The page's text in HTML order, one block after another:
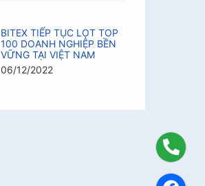
BITEX TIẾP TỤC LỌT TOP
100 DOANH NGHIỆP BỀN
VỮNG TẠI VIỆT NAM
06/12/2022